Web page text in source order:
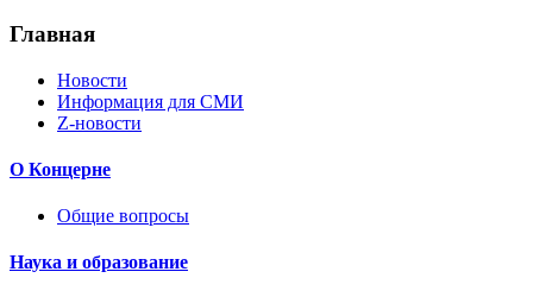
Главная
Новости
Информация для СМИ
Z-новости
О Концерне
Общие вопросы
Наука и образование